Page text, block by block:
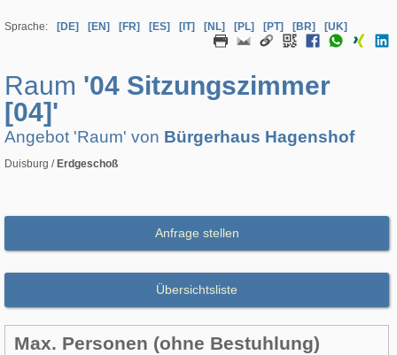
Sprache: [DE] [EN] [FR] [ES] [IT] [NL] [PL] [PT] [BR] [UK]
Raum '04 Sitzungszimmer
[04]'
Angebot 'Raum' von Bürgerhaus Hagenshof
Duisburg / Erdgeschoß
Anfrage stellen
Übersichtsliste
Max. Personen (ohne Bestuhlung)